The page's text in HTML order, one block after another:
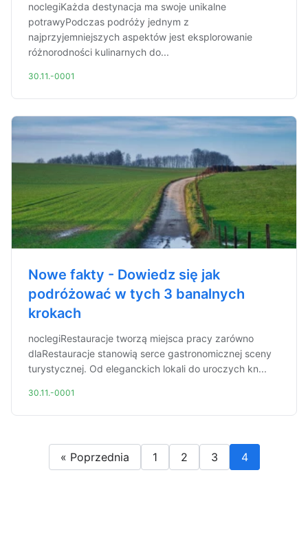
noclegiKażda destynacja ma swoje unikalne
potrawyPodczas podróży jednym z
najprzyjemniejszych aspektów jest eksplorowanie
różnorodności kulinarnych do...
30.11.-0001
Nowe fakty - Dowiedz się jak
podróżować w tych 3 banalnych
krokach
noclegiRestauracje tworzą miejsca pracy zarówno
dlaRestauracje stanowią serce gastronomicznej sceny
turystycznej. Od eleganckich lokali do uroczych kn...
30.11.-0001
« Poprzednia 1 2 3 4